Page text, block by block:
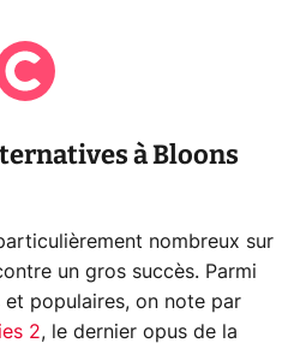
à Bloons
nombreux sur
un gros succès. Parmi
et populaires, on note par
2, le dernier opus de la